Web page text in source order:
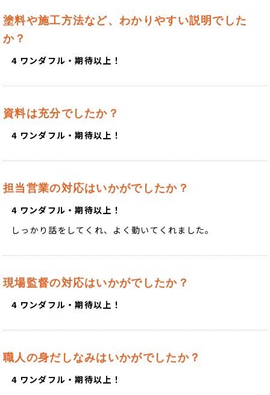
塗料や施工方法など、わかりやすい説明でした
か？
4 ワンダフル・期待以上！
資料は充分でしたか？
4 ワンダフル・期待以上！
担当営業の対応はいかがでしたか？
4 ワンダフル・期待以上！
しっかり話をしてくれ、よく動いてくれました。
現場監督の対応はいかがでしたか？
4 ワンダフル・期待以上！
職人の身だしなみはいかがでしたか？
4 ワンダフル・期待以上！